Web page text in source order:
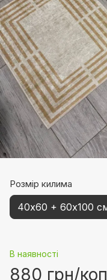
Розмір килима
40х60 + 60х100
В наявності
880 грн/